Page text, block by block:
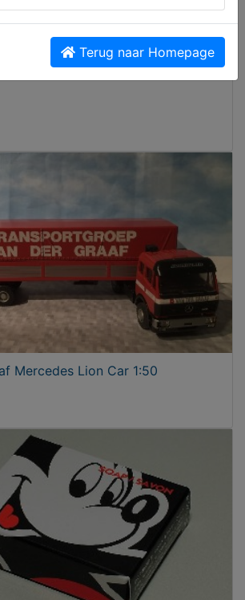
Mercedes Lion Car 1:50
Terug naar Homepage